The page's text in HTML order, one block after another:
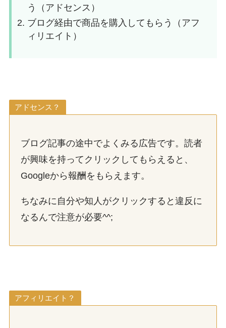
う（アドセンス）
ブログ経由で商品を購入してもらう（アフ
ィリエイト）
アドセンス？
ブログ記事の途中でよくみる広告です。読者
が興味を持ってクリックしてもらえると、
Googleから報酬をもらえます。
ちなみに自分や知人がクリックすると違反に
なるんで注意が必要^^;
アフィリエイト？